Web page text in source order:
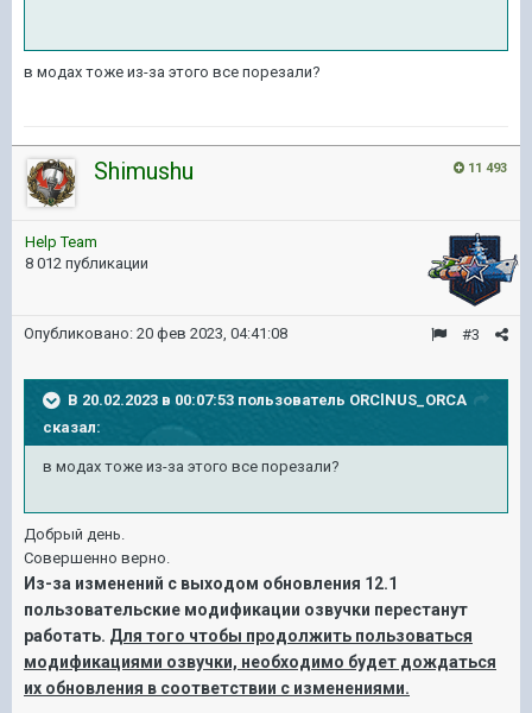
в модах тоже из-за этого все порезали?
11 493
Shimushu
Help Team
8 012 публикации
#3
Опубликовано: 20 фев 2023, 04:41:08
В 20.02.2023 в 00:07:53 пользователь ORClNUS_ORCA
сказал:
в модах тоже из-за этого все порезали?
Добрый день.
Совершенно верно.
Из-за изменений с выходом обновления 12.1
пользовательские модификации озвучки перестанут
работать. Для того чтобы продолжить пользоваться
модификациями озвучки, необходимо будет дождаться
их обновления в соответствии с изменениями.